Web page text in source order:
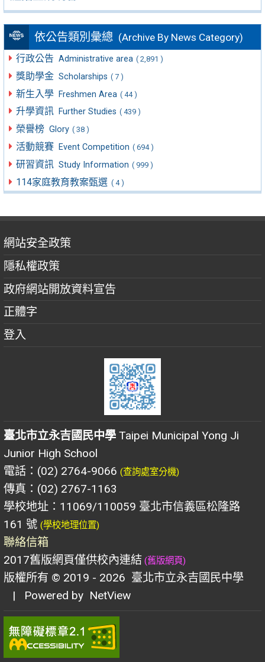
依公告類別彙總 (Archive By News Category)
行政公告 Administrative area ( 2,891 )
獎助學金 Scholarships ( 7 )
新生入學 Freshmen Area ( 44 )
升學資訊 Further Studies ( 439 )
榮譽榜 Glory ( 38 )
活動競賽 Event Competition ( 694 )
研習資訊 Study Information ( 999 )
114家庭教育教案甄選 ( 4 )
網站安全政策
隱私權政策
政府網站開放資料宣告
正體字
登入
臺北市立永吉國民中學 Taipei Municipal Yong Ji
Junior High School
電話：(02) 2764-9066 (查詢處室分機)
傳真：(02) 2767-1163
學校地址：11069/110059 臺北市信義區松隆路
161 號 (學校地理位置)
聯絡信箱
2017舊版網頁僅供校內連結 (舊版網頁)
版權所有 © 2019 - 2026 臺北市立永吉國民中學
| Powered by NetView